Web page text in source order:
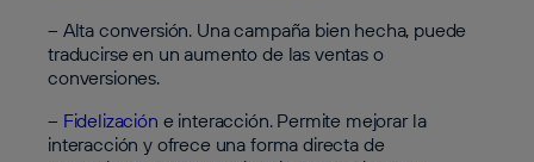
– Alta conversión. Una campaña bien hecha, puede
traducirse en un aumento de las ventas o
conversiones.
– Fidelización e interacción. Permite mejorar la
interacción y ofrece una forma directa de